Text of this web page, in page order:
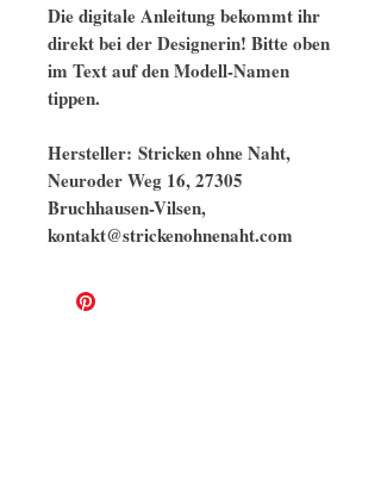
Die digitale Anleitung bekommt ihr
direkt bei der Designerin! Bitte oben
im Text auf den Modell-Namen
tippen.
Hersteller: Stricken ohne Naht,
Neuroder Weg 16, 27305
Bruchhausen-Vilsen,
kontakt@strickenohnenaht.com